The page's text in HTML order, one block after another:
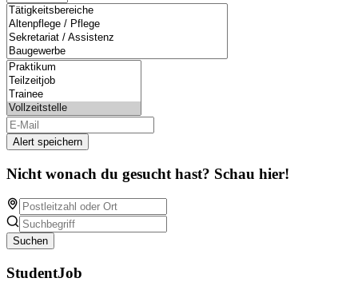
Alert speichern
Nicht wonach du gesucht hast? Schau hier!
Suchen
StudentJob